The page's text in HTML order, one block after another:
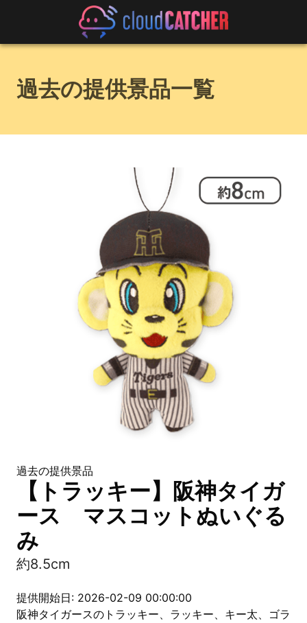
過去の提供景品一覧
過去の提供景品
【トラッキー】阪神タイガ
ース マスコットぬいぐる
み
約8.5cm
提供開始日: 2026-02-09 00:00:00
阪神タイガースのトラッキー、ラッキー、キー太、ゴラ